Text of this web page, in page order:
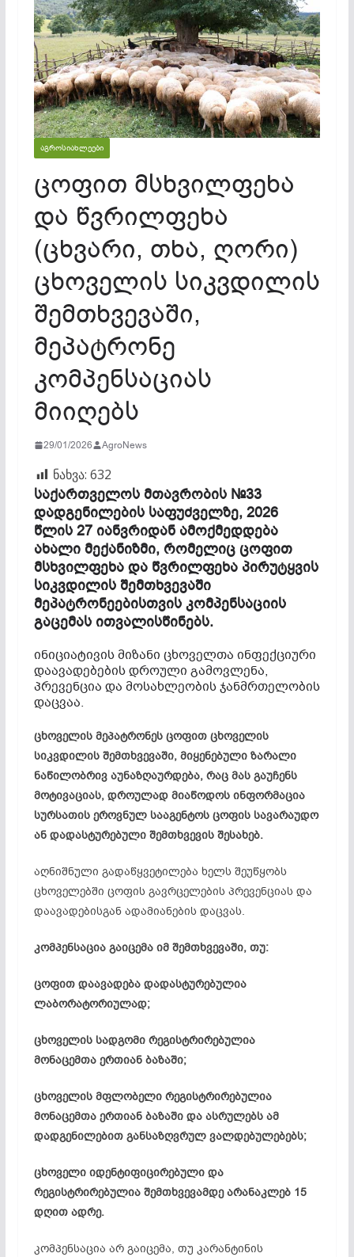
ᲐᲒᲠᲝᲡᲘᲐᲮᲚᲔᲔᲑᲘ
ცოფით მსხვილფეხა
და წვრილფეხა
(ცხვარი, თხა, ღორი)
ცხოველის სიკვდილის
შემთხვევაში,
მეპატრონე
კომპენსაციას
მიიღებს
29/01/2026 AgroNews
ნახვა: 632
საქართველოს მთავრობის №33
დადგენილების საფუძველზე, 2026
წლის 27 იანვრიდან ამოქმედდება
ახალი მექანიზმი, რომელიც ცოფით
მსხვილფეხა და წვრილფეხა პირუტყვის
სიკვდილის შემთხვევაში
მეპატრონეებისთვის კომპენსაციის
გაცემას ითვალისწინებს.
ინიციატივის მიზანი ცხოველთა ინფექციური
დაავადებების დროული გამოვლენა,
პრევენცია და მოსახლეობის ჯანმრთელობის
დაცვაა.
ცხოველის მეპატრონეს ცოფით ცხოველის
სიკვდილის შემთხვევაში, მიყენებული ზარალი
ნაწილობრივ აუნაზღაურდება, რაც მას გაუჩენს
მოტივაციას, დროულად მიაწოდოს ინფორმაცია
სურსათის ეროვნულ სააგენტოს ცოფის სავარაუდო
ან დადასტურებული შემთხვევის შესახებ.
აღნიშნული გადაწყვეტილება ხელს შეუწყობს
ცხოველებში ცოფის გავრცელების პრევენციას და
დაავადებისგან ადამიანების დაცვას.
კომპენსაცია გაიცემა იმ შემთხვევაში, თუ:
ცოფით დაავადება დადასტურებულია
ლაბორატორიულად;
ცხოველის სადგომი რეგისტრირებულია
მონაცემთა ერთიან ბაზაში;
ცხოველის მფლობელი რეგისტრირებულია
მონაცემთა ერთიან ბაზაში და ასრულებს ამ
დადგენილებით განსაზღვრულ ვალდებულებებს;
ცხოველი იდენტიფიცირებული და
რეგისტრირებულია შემთხვევამდე არანაკლებ 15
დღით ადრე.
კომპენსაცია არ გაიცემა, თუ კარანტინის